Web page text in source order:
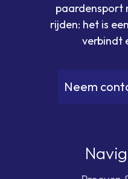
paardensport
rijden: het is
verbindt
Neem cont